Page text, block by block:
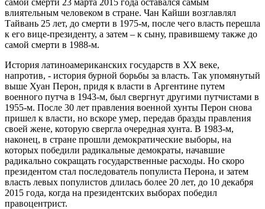
влиятельным человеком в стране. Чан Кайши возглавлял
Тайвань 25 лет, до смерти в 1975-м, после чего власть перешла
к его вице-президенту, а затем – к сыну, правившему также до
самой смерти в 1988-м.
История латиноамериканских государств в ХХ веке,
напротив, - история бурной борьбы за власть. Так упомянутый
выше Хуан Перон, придя к власти в Аргентине путем
военного путча в 1943-м, был свергнут другими путчистами в
1955-м. После 30 лет правления военной хунты Перон снова
пришел к власти, но вскоре умер, передав бразды правления
своей жене, которую свергла очередная хунта. В 1983-м,
наконец, в стране прошли демократические выборы, на
которых победили радикальные демократы, начавшие
радикально сокращать государственные расходы. Но скоро
президентом стал последователь популиста Перона, и затем
власть левых популистов длилась более 20 лет, до 10 декабря
2015 года, когда на президентских выборах победил
правоцентрист.